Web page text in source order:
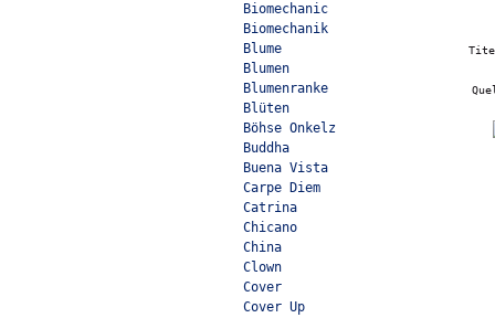
Biomechanic
Biomechanik
Blume
Blumen
Blumenranke
Blüten
Böhse Onkelz
Buddha
Buena Vista
Carpe Diem
Catrina
Chicano
China
Clown
Cover
Cover Up